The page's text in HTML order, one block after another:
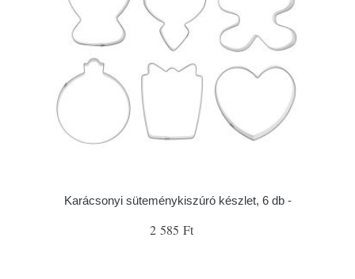
Karácsonyi süteménykiszúró készlet, 6 db -
2 585 Ft